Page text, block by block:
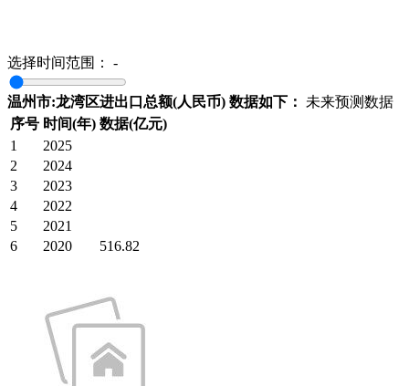
选择时间范围： -
温州市:龙湾区进出口总额(人民币) 数据如下：
未来预测数据
序号 时间(年) 数据(亿元)
1
2025
2
2024
3
2023
4
2022
5
2021
6
2020 516.82